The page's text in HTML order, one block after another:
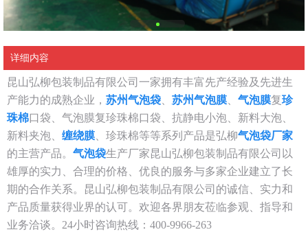
详细内容
昆山弘柳包装制品有限公司一家拥有丰富先产经验及先进生
产能力的成熟企业， 苏州气泡袋 苏州气泡膜 气泡膜复珍
珠棉口袋、气泡膜复珍珠棉口袋、抗静电小泡、新料大泡、
新料夹泡、 缠绕膜 、珍珠棉等等系列产品是弘柳气泡袋厂家
的主营产品。 气泡袋生产厂家昆山弘柳包装制品有限公司以
雄厚的实力、合理的价格、优良的服务与多家企业建立了长
期的合作关系。昆山弘柳包装制品有限公司的诚信、实力和
产品质量获得业界的认可。欢迎各界朋友莅临参观、指导和
业务洽谈。24小时咨询热线：400-9966-263